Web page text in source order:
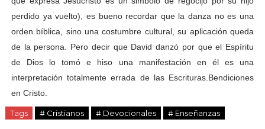
perdido ya vuelto), es bueno recordar que la danza no es una
orden bíblica, sino una costumbre cultural, su aplicación queda
de la persona. Pero decir que David danzó por que el Espíritu
de Dios lo tomó e hiso una manifestación en él es una
interpretación totalmente errada de las Escrituras.Bendiciones
en Cristo.
Tags # Cristianos # Devocionales # Enseñanzas